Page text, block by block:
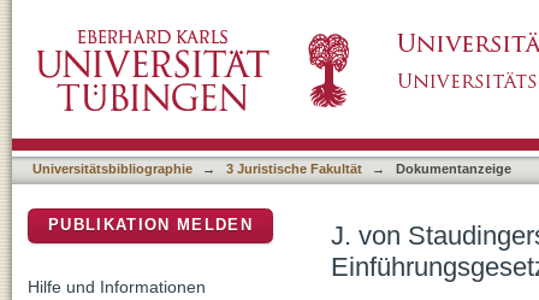
Nebengesetzen Eckpfeiler des Zivilrechts
Universitätsbibliographie → 3 Juristische Fakultät → Dokumentanzeige
J. von
PUBLIKATION MELDEN
Hilfe und Informationen